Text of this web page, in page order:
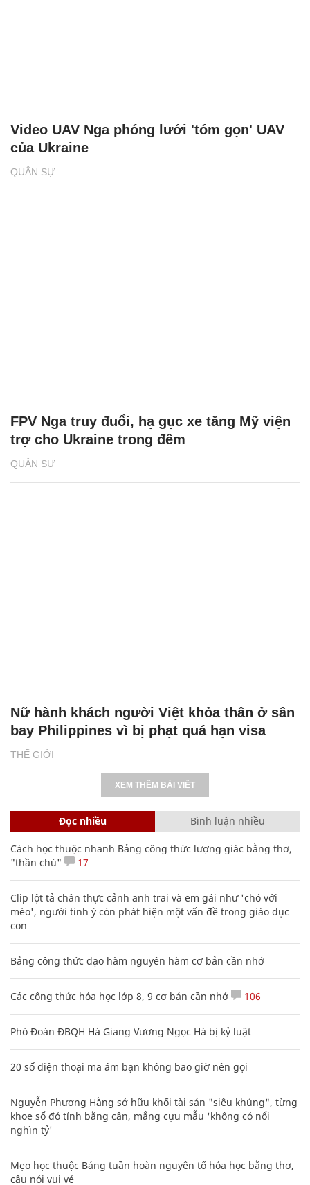
QUÂN SỰ
Video UAV Nga phóng lưới 'tóm gọn' UAV
của Ukraine
QUÂN SỰ
FPV Nga truy đuổi, hạ gục xe tăng Mỹ viện
trợ cho Ukraine trong đêm
THẾ GIỚI
Nữ hành khách người Việt khỏa thân ở sân
bay Philippines vì bị phạt quá hạn visa
XEM THÊM BÀI VIẾT
Đọc nhiều Bình luận nhiều
Cách học thuộc nhanh Bảng công thức lượng giác bằng thơ,
"thần chú"
17
Clip lột tả chân thực cảnh anh trai và em gái như 'chó với
mèo', người tinh ý còn phát hiện một vấn đề trong giáo dục
con
Bảng công thức đạo hàm nguyên hàm cơ bản cần nhớ
Các công thức hóa học lớp 8, 9 cơ bản cần nhớ 106
Phó Đoàn ĐBQH Hà Giang Vương Ngọc Hà bị kỷ luật
20 số điện thoại ma ám bạn không bao giờ nên gọi
Nguyễn Phương Hằng sở hữu khối tài sản "siêu khủng", từng
khoe sổ đỏ tính bằng cân, mắng cựu mẫu 'không có nổi
nghìn tỷ'
Mẹo học thuộc Bảng tuần hoàn nguyên tố hóa học bằng thơ,
câu nói vui vẻ